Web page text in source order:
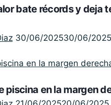
bate récords y deja
30/06/202530/06/2025
piscina en la margen